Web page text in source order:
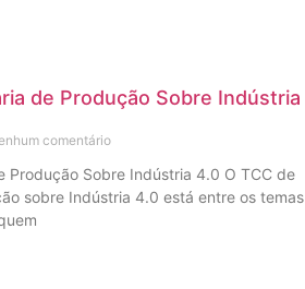
de Produção Sobre Indústria
comentário
Produção Sobre Indústria 4.0 O TCC de
sobre Indústria 4.0 está entre os temas